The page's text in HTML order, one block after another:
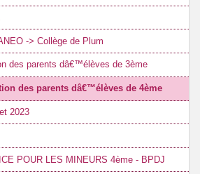
-> Collège de Plum
des parents dâ€™élèves de 3ème
des parents dâ€™élèves de 4ème
2023
POUR LES MINEURS 4ème - BPDJ